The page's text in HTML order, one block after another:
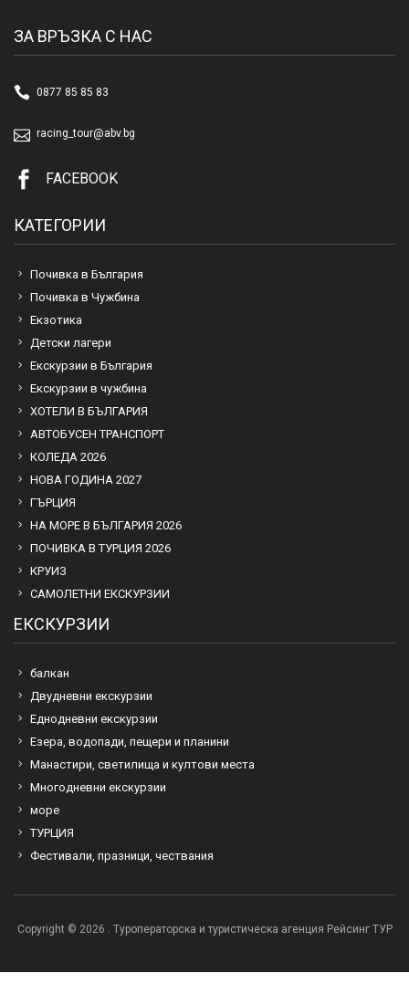
ЗА ВРЪЗКА С НАС
0877 85 85 83
racing_tour@abv.bg
FACEBOOK
КАТЕГОРИИ
Почивка в България
Почивка в Чужбина
Екзотика
Детски лагери
Екскурзии в България
Екскурзии в чужбина
ХОТЕЛИ В БЪЛГАРИЯ
АВТОБУСЕН ТРАНСПОРТ
КОЛЕДА 2026
НОВА ГОДИНА 2027
ГЪРЦИЯ
НА МОРЕ В БЪЛГАРИЯ 2026
ПОЧИВКА В ТУРЦИЯ 2026
КРУИЗ
САМОЛЕТНИ ЕКСКУРЗИИ
ЕКСКУРЗИИ
балкан
Двудневни екскурзии
Еднодневни екскурзии
Езера, водопади, пещери и планини
Манастири, светилища и култови места
Многодневни екскурзии
море
ТУРЦИЯ
Фестивали, празници, чествания
Copyright © 2026 . Туроператорска и туристическа агенция Рейсинг ТУР